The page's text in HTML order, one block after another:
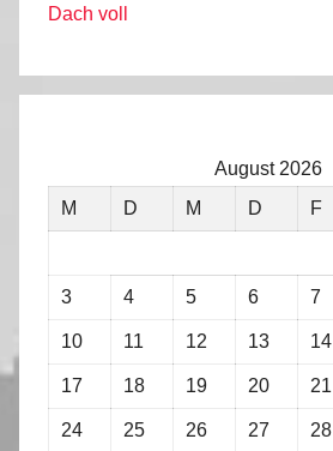
Dach voll
August 2026
M
D M D F
3 4 5 6 7
10 11 12 13 14
17 18 19 20 21
24 25 26 27 28